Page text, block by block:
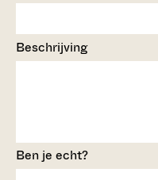
Beschrijving
Ben je echt?